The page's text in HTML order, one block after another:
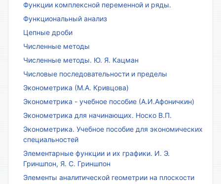
Функции комплексной переменной и ряды.
Функциональный анализ
Цепные дроби
Численные методы
Численные методы. Ю. Я. Кацман
Числовые последовательности и пределы
Эконометрика (М.А. Кривцова)
Эконометрика - учебное пособие (А.И.Афоничкин)
Эконометрика для начинающих. Носко В.П.
Эконометрика. Учебное пособие для экономических
специальностей
Элементарные функции и их графики. И. Э.
Гриншпон, Я. С. Гриншпон
Элементы аналитической геометрии на плоскости